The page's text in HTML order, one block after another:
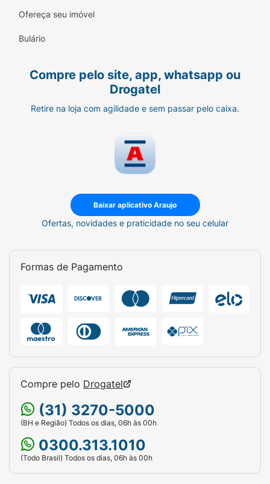
Ofereça seu imóvel
Bulário
Compre pelo site, app, whatsapp ou
Drogatel
Retire na loja com agilidade e sem passar pelo caixa.
Baixar aplicativo Araujo
Ofertas, novidades e praticidade no seu celular
Formas de Pagamento
Compre pelo Drogatel
(31) 3270-5000
(BH e Região) Todos os dias, 06h às 00h
0300.313.1010
(Todo Brasil) Todos os dias, 06h às 00h